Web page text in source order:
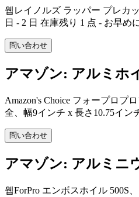
웹レイノルズ ラッパー プレカ
日 - 2 日 在庫残り 1 点 - お早め
問い合わせ
アマゾン: アルミホ
Amazon's Choice フォープロ
全、幅9インチ x 長さ10.75イン
問い合わせ
アマゾン: アルミニ
웹ForPro エンボスホイル 500S